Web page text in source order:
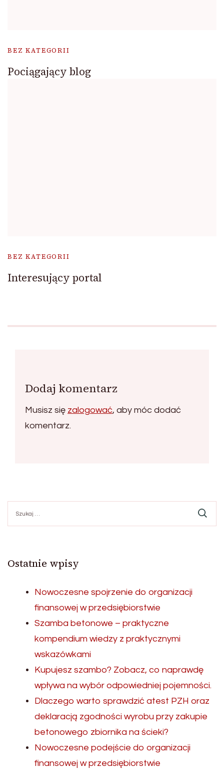
BEZ KATEGORII
Pociągający blog
BEZ KATEGORII
Interesujący portal
Dodaj komentarz
Musisz się zalogować, aby móc dodać
komentarz.
Ostatnie wpisy
Nowoczesne spojrzenie do organizacji
finansowej w przedsiębiorstwie
Szamba betonowe – praktyczne
kompendium wiedzy z praktycznymi
wskazówkami
Kupujesz szambo? Zobacz, co naprawdę
wpływa na wybór odpowiedniej pojemności.
Dlaczego warto sprawdzić atest PZH oraz
deklaracją zgodności wyrobu przy zakupie
betonowego zbiornika na ścieki?
Nowoczesne podejście do organizacji
finansowej w przedsiębiorstwie